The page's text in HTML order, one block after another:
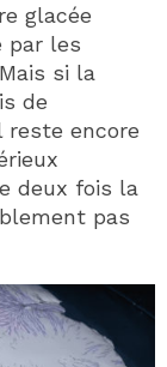
glacée
par les
si la
de
reste encore
deux fois la
pas